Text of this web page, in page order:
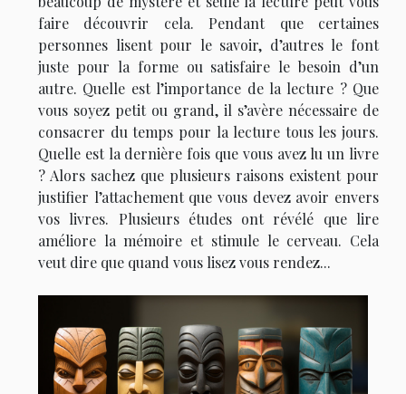
faire découvrir cela. Pendant que certaines
personnes lisent pour le savoir, d’autres le font
juste pour la forme ou satisfaire le besoin d’un
autre. Quelle est l’importance de la lecture ? Que
vous soyez petit ou grand, il s’avère nécessaire de
consacrer du temps pour la lecture tous les jours.
Quelle est la dernière fois que vous avez lu un livre
? Alors sachez que plusieurs raisons existent pour
justifier l’attachement que vous devez avoir envers
vos livres. Plusieurs études ont révélé que lire
améliore la mémoire et stimule le cerveau. Cela
veut dire que quand vous lisez vous rendez...